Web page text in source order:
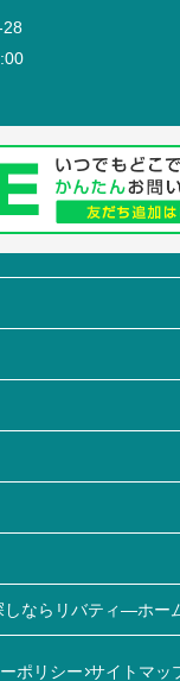
28
しならリバティ―ホー
ポリシー サイトマッ